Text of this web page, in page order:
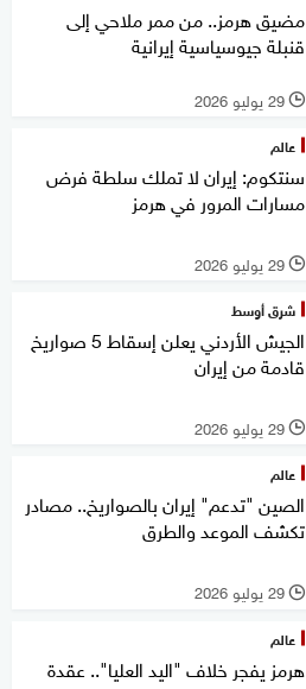
مضيق هرمز.. من ممر ملاحي إلى
قنبلة جيوسياسية إيرانية
l 29 يوليو 2026
عالم
سنتكوم: إيران لا تملك سلطة فرض
مسارات المرور في هرمز
l 29 يوليو 2026
شرق أوسط
الجيش الأردني يعلن إسقاط 5 صواريخ
قادمة من إيران
l 29 يوليو 2026
عالم
الصين "تدعم" إيران بالصواريخ.. مصادر
تكشف الموعد والطرق
l 29 يوليو 2026
عالم
هرمز يفجر خلاف "اليد العليا".. عقدة